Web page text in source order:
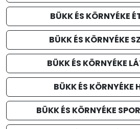
BÜKK ÉS KÖRNYÉKE
BÜKK ÉS KÖRNYÉKE
BÜKK ÉS KÖRNYÉKE
BÜKK ÉS KÖRNYÉKE
BÜKK ÉS KÖRNYÉKE